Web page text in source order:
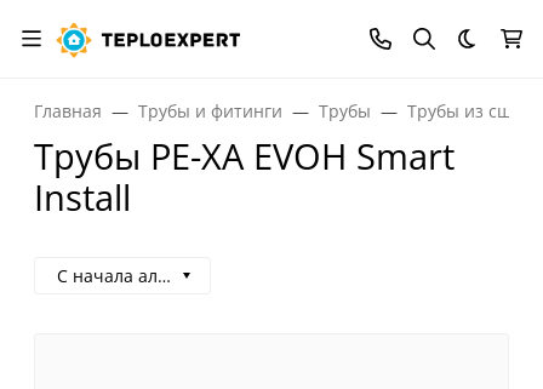
Темная
Главная Трубы и фитинги Трубы Трубы из
Трубы PE-XA EVOH Smart
Install
С начала алфавита